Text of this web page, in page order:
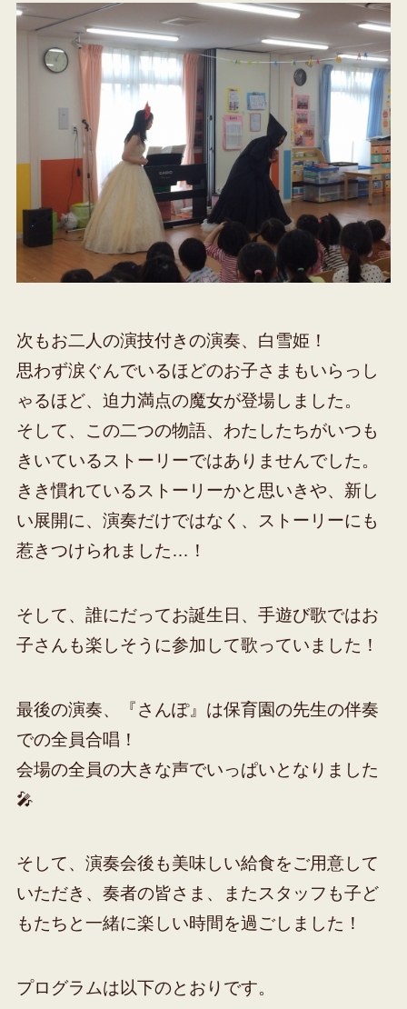
次もお二人の演技付きの演奏、白雪姫！
思わず涙ぐんでいるほどのお子さまもいらっし
ゃるほど、迫力満点の魔女が登場しました。
そして、この二つの物語、わたしたちがいつも
きいているストーリーではありませんでした。
きき慣れているストーリーかと思いきや、新し
い展開に、演奏だけではなく、ストーリーにも
惹きつけられました…！
そして、誰にだってお誕生日、手遊び歌ではお
子さんも楽しそうに参加して歌っていました！
最後の演奏、『さんぽ』は保育園の先生の伴奏
での全員合唱！
会場の全員の大きな声でいっぱいとなりました
🎤
そして、演奏会後も美味しい給食をご用意して
いただき、奏者の皆さま、またスタッフも子ど
もたちと一緒に楽しい時間を過ごしました！
プログラムは以下のとおりです。